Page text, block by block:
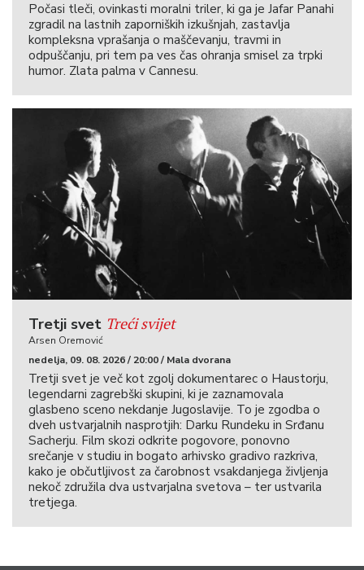
Počasi tleči, ovinkasti moralni triler, ki ga je Jafar Panahi
zgradil na lastnih zaporniških izkušnjah, zastavlja
kompleksna vprašanja o maščevanju, travmi in
odpuščanju, pri tem pa ves čas ohranja smisel za trpki
humor. Zlata palma v Cannesu.
Tretji svet Treći svijet
Arsen Oremović
nedelja, 09. 08. 2026 / 20:00 / Mala dvorana
Tretji svet je več kot zgolj dokumentarec o Haustorju,
legendarni zagrebški skupini, ki je zaznamovala
glasbeno sceno nekdanje Jugoslavije. To je zgodba o
dveh ustvarjalnih nasprotjih: Darku Rundeku in Srđanu
Sacherju. Film skozi odkrite pogovore, ponovno
srečanje v studiu in bogato arhivsko gradivo razkriva,
kako je občutljivost za čarobnost vsakdanjega življenja
nekoč združila dva ustvarjalna svetova – ter ustvarila
tretjega.